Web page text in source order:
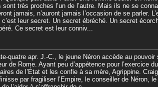
sont très proches l’un de l’autre. Mais ils ne se
jamais, n’auront jamais l’occasion de se parler.
c’est leur secret. Un secret ébréché. Un secret
Ce secret est leur conniv...
quatre apr. J.-C., le jeune Néron accède au pouvoir
de Rome. Ayant peu d’appétence pour l’exercice
de l’État et les confie à sa mère, Agrippine.
par fragiliser l’Empire, le conseiller de Néron,